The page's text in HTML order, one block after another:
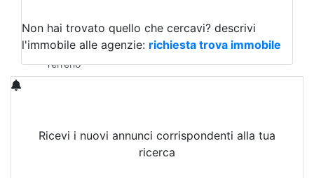
Qualsiasi
Terreno edificabile
Terreno
Non hai trovato quello che cercavi? descrivi
l'immobile alle agenzie: richiesta trova immobile
Ricevi i nuovi annunci corrispondenti alla tua
ricerca